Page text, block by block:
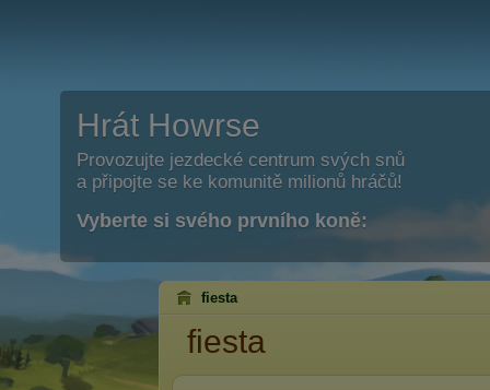
Hrát Howrse
Provozujte jezdecké centrum svých snů
a připojte se ke komunitě milionů hráčů!
Vyberte si svého prvního koně:
fiesta
fiesta